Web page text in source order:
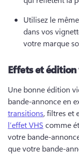
Utilisez le
dans vos
votre marque
Effets et
Une bonne édition
bande-annonce en
transitions, filtres et
l’effet VHS comme
votre bande-